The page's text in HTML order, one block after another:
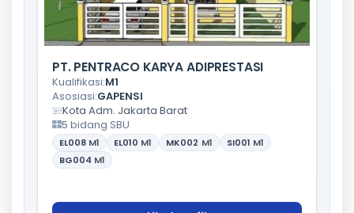
PT. PENTRACO KARYA ADIPRESTASI
Kualifikasi:M1
Asosiasi:GAPENSI
Kota Adm. Jakarta Barat
5 bidang SBU
EL008 M1 EL010 M1 MK002 M1 SI001 M1
BG004 M1